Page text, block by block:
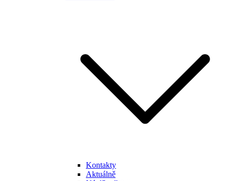
Kontakty
Aktuálně